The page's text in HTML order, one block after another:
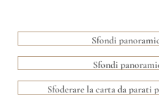
Sfondi
Sfondi
Sfoderare la carta da parati